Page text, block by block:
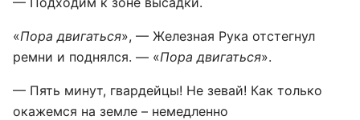
«Пора двигаться», — Железная Рука отстегнул
ремни и поднялся. — «Пора двигаться».
— Пять минут, гвардейцы! Не зевай! Как только
окажемся на земле – немедленно